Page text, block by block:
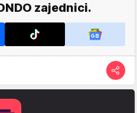
zajednici.